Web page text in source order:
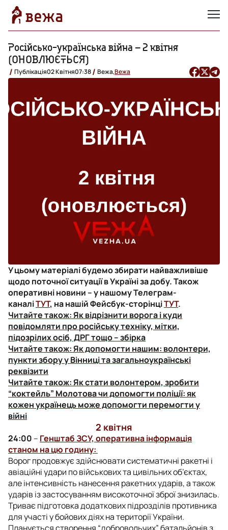
Російсько-українська війна – 2 квітня
(ОНОВЛЮЄТЬСЯ)
Публікація02 Квітня07:38 Вежа,Вежа
У цьому матеріалі будемо збирати найважливіше
щодо поточної ситуації в Україні за добу. Також
оперативні новини – у нашому Телеграм-
каналіТУТ, на нашій Фейсбук-сторінціТУТ.
Читайте також:Як відрізнити ворога і куди
повідомляти про російську техніку, мітки,
підозрілих осіб, ДРГ тощо – збірка
Читайте також:Як допомогти нашим: волонтери,
пункти збору у Вінниці та загальноукраїнські
реквізити
Читайте також:Як стати волонтером, зробити
“коктейль” Молотова чи допомогти поліції: як
кожен українець може допомогти перемогти у
війні
2 квітня
24:00 – Генштаб ЗСУ, оперативна інформація
станом на цю годину:
Ворог продовжує здійснювати систематичні ракетні і
авіаційні удари по військових та цивільних об’єктах,
але інтенсивність нанесення ракетних ударів, а також
ударів із застосуванням високоточної зброї знизилась.
Триває підготовка додаткових підрозділів противника
для участі у бойових діях на території України.